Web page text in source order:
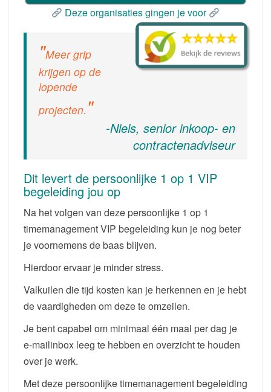
Deze organisaties gingen je voor
Meer grip
krijgen op de
lopende
projecten.
-Niels, senior inkoop- en
contractenadviseur
Dit levert de persoonlijke 1 op 1 VIP
begeleiding jou op
Na het volgen van deze persoonlijke 1 op 1
timemanagement VIP begeleiding kun je nog beter
je voornemens de baas blijven.
Hierdoor ervaar je minder stress.
Valkuilen die tijd kosten kan je herkennen en je hebt
de vaardigheden om deze te omzeilen.
Je bent capabel om minimaal één maal per dag je
e-mailinbox leeg te hebben en overzicht te houden
over je werk.
Met deze persoonlijke timemanagement begeleiding